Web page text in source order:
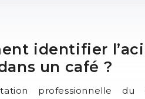
identifier
un café ?
professionnelle